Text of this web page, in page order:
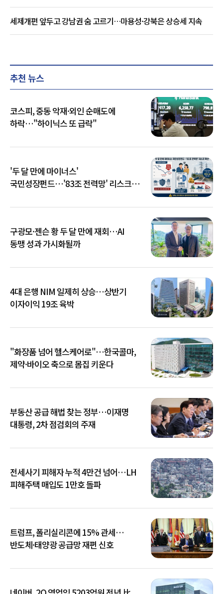
세제개편 앞두고 강남권 숨 고르기…마용성·강북은 상승세 지속
추천 뉴스
코스피, 중동 악재·외인 순매도에
하락…"하이닉스 또 급락"
'두 달 만에 마이너스'
국민성장펀드…'83조 전력망' 리스크
구광모·젠슨 황 두 달 만에 재회…AI
동맹 성과 가시화될까
4대 은행 NIM 일제히 상승…상반기
이자이익 19조 육박
"화장품 넘어 헬스케어로"…한국콜마,
제약·바이오 축으로 몸집 키운다
부동산 공급 해법 찾는 정부…이재명
대통령, 2차 점검회의 주재
전세사기 피해자 누적 4만건 넘어…LH
피해주택 매입도 1만호 돌파
트럼프, 폴리실리콘에 15% 관세…
반도체·태양광 공급망 재편 신호